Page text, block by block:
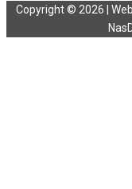
Copyright © 2026 |